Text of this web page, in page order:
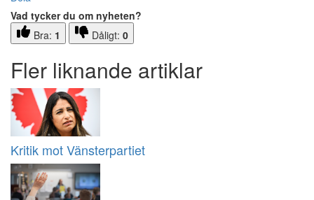
Vad tycker du om nyheten?
Bra: 1 Dåligt: 0
Fler liknande artiklar
Kritik mot Vänsterpartiet